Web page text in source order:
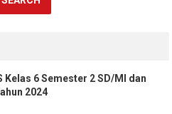
Kelas 6 Semester 2 SD/MI dan
2024